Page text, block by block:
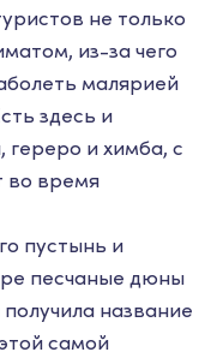
не только
из-за чего
малярией
здесь и
и химба, с
во время
пустынь и
песчаные дюны
название
самой